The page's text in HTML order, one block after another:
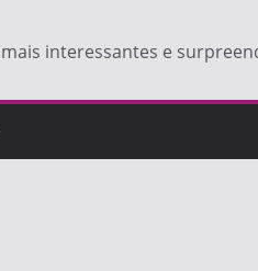
interessantes e